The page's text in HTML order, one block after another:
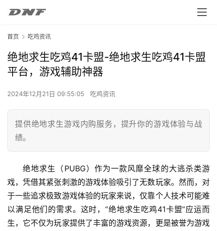
首页 吃鸡资讯
绝地求生吃鸡41卡盟-绝地求生吃鸡41卡盟
平台，游戏辅助神器
2024年12月21日 09:55:05 吃鸡资讯
提供绝地求生游戏内购服务，提升你的游戏体验与战
绩。
绝地求生（PUBG）作为一款风靡全球的大逃杀类游
戏，凭借其紧张刺激的游戏体验吸引了无数玩家。然而，对
于一些追求极致游戏体验的玩家来说，仅靠个人技术可能难
以满足他们的需求。这时，“绝地求生吃鸡41卡盟”应运而
生，它不仅为玩家提供了丰富的游戏资源，更是被誉为游戏